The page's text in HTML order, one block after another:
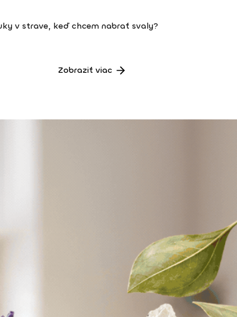
v strave, keď chcem nabrať svaly?
Zobraziť viac